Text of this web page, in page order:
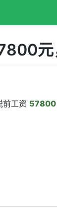
元
前工资 57800